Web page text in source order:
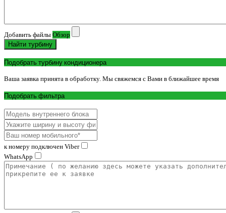
Добавить файлы Обзор
Найти турбину
Подобрать турбину кондиционера
Ваша заявка принята в обработку. Мы свяжемся с Вами в ближайшее время
Подобрать фильтра
к номеру подключен Viber
WhatsApp